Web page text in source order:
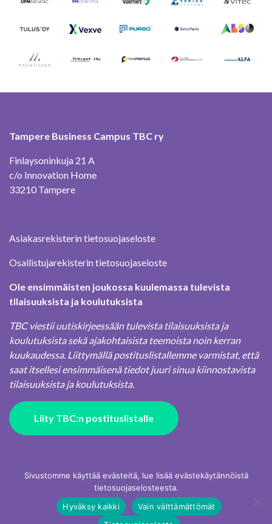
Tampere Business Campus TBC ry
Finlaysoninkuja 21 A
c/o Innovation Home
33210 Tampere
Asiakasrekisterin tietosuojaseloste
Osallistujarekisterin tietosuojaseloste
Ole ensimmäisten joukossa kuulemassa tulevista
tilaisuuksista ja koulutuksista
TBC viestii uutiskirjeessään tulevista tilaisuuksista ja
koulutuksista sekä ajakohtaisista teemoista noin kerran
kuukaudessa. Liittymällä postituslistallemme varmistat, että
saat itsellesi ensimmäisenä tiedot juuri sinua kiinnostavista
tilaisuuksista ja koulutuksista.
Liity TBC:n postituslistalle
Sivustomme käyttää evästeitä, lue lisää evästekäytännöistä
tietosuojaselosteesta.
Hyväksy kaikki
Vain välttämättömät